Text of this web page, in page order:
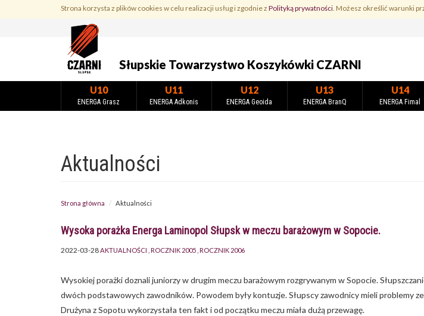
Strona korzysta z plików cookies w celu realizacji usług i zgodnie z Polityką prywatności. Możesz określić warunki
Słupskie Towarzystwo Koszykówki CZARNI
U10
ENERGA Grasz
U11
ENERGA Adkonis
U12
ENERGA Geoida
U13
ENERGA BranQ
U14
ENERGA Fimal
Aktualności
Strona główna Aktualności
Wysoka porażka Energa Laminopol Słupsk w meczu barażowym w Sopocie.
2022-03-28AKTUALNOŚCI ROCZNIK 2005 ROCZNIK 2006
Wysokiej porażki doznali juniorzy w drugim meczu barażowym rozgrywanym w Sopocie.
dwóch podstawowych zawodników. Powodem były kontuzje. Słupscy zawodnicy mieli problemy
Drużyna z Sopotu wykorzystała ten fakt i od początku meczu miała dużą przewagę.